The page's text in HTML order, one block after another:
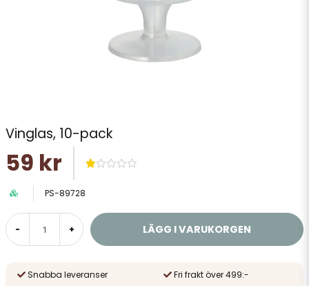
Vinglas, 10-pack
59 kr
PS-89728
- + LÄGG I VARUKORGEN
Snabba leveranser
Fri frakt över 499:-